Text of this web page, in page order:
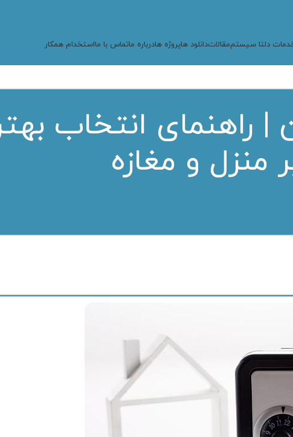
دلتا سیستممقالاتدانلود هاپروژه هادرباره ماتماس با مااستخدام همکار
| راهنمای انتخاب
منزل و مغازه